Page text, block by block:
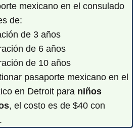
mexicano en el consulado
de:
de 3 años
de 6 años
de 10 años
pasaporte mexicano en el
en Detroit para niños
, el costo es de $40 con